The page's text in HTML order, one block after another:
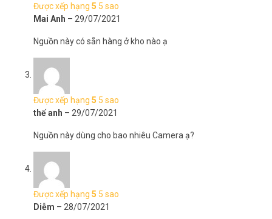
Được xếp hạng 5 5 sao
Mai Anh – 29/07/2021
Nguồn này có sẵn hàng ở kho nào ạ
Được xếp hạng 5 5 sao
thế anh – 29/07/2021
Nguồn này dùng cho bao nhiêu Camera ạ?
Được xếp hạng 5 5 sao
Diễm – 28/07/2021